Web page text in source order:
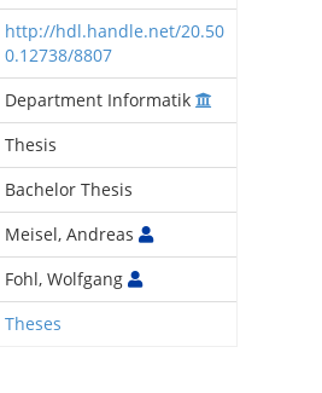
http://hdl.handle.net/20.50
0.12738/8807
Department Informatik
Thesis
Bachelor Thesis
Meisel, Andreas
Fohl, Wolfgang
Theses